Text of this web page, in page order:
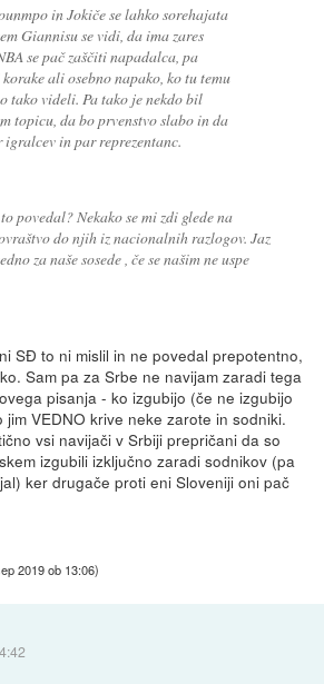
in Jokiče se lahko sorehajata
Giannisu se vidi, da ima zares
se pač zaščiti napadalca, pa
ali osebno napako, ko tu temu
tako videli. Pa tako je nekdo bil
topicu, da bo prvenstvo slabo in da
igralcev in par reprezentanc.
povedal? Nekako se mi zdi glede na
do njih iz nacionalnih razlogov. Jaz
za naše sosede , če se našim ne uspe
SĐ to ni mislil in ne povedal prepotentno,
Sam pa za Srbe ne navijam zaradi tega
pisanja - ko izgubijo (če ne izgubijo
VEDNO krive neke zarote in sodniki.
vsi navijači v Srbiji prepričani da so
izgubili izključno zaradi sodnikov (pa
ker drugače proti eni Sloveniji oni pač
2019 ob 13:06)